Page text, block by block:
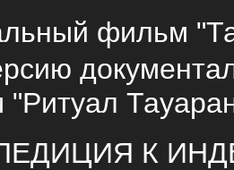
фильм
"Ритуал
К